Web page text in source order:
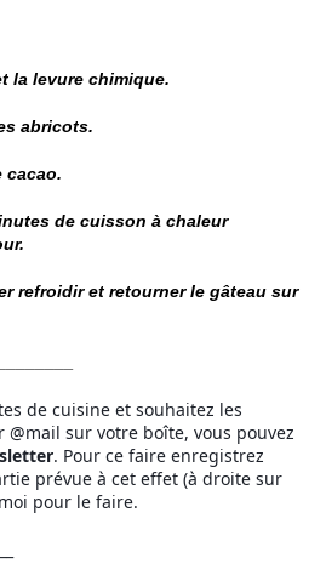
la levure chimique.
abricots.
cacao.
de cuisson à chaleur
refroidir et retourner le gâteau sur
de cuisine et souhaitez les
sur votre boîte, vous pouvez
. Pour ce faire enregistrez
prévue à cet effet (à droite sur
pour le faire.